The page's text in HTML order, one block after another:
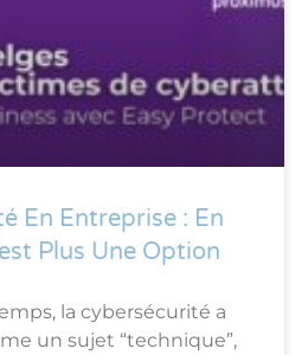
En Entreprise : En
Plus Une Option
la cybersécurité a
un sujet “technique”,